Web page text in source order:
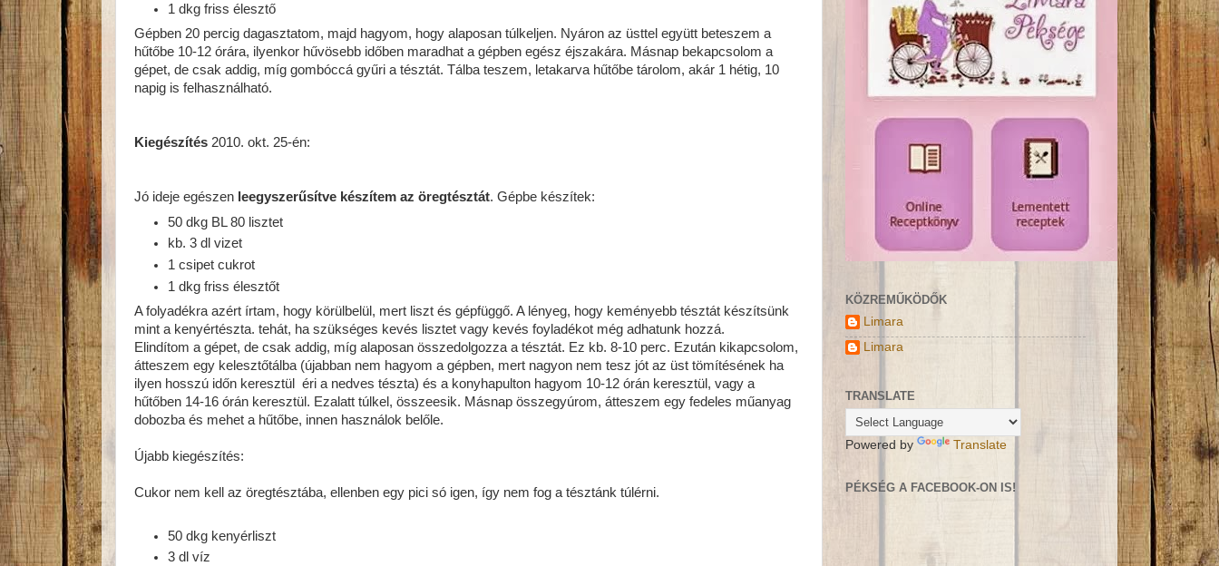
1 dkg friss élesztő
Gépben 20 percig dagasztatom, majd hagyom, hogy alaposan túlkeljen. Nyáron az üsttel együtt beteszem a
hűtőbe 10-12 órára, ilyenkor hűvösebb időben maradhat a gépben egész éjszakára. Másnap bekapcsolom a
gépet, de csak addig, míg gombóccá gyűri a tésztát. Tálba teszem, letakarva hűtőbe tárolom, akár 1 hétig, 10
napig is felhasználható.
Kiegészítés 2010. okt. 25-én:
Jó ideje egészen leegyszerűsítve készítem az öregtésztát. Gépbe készítek:
50 dkg BL 80 lisztet
kb. 3 dl vizet
1 csipet cukrot
1 dkg friss élesztőt
A folyadékra azért írtam, hogy körülbelül, mert liszt és gépfüggő. A lényeg, hogy keményebb tésztát készítsünk
mint a kenyértészta. tehát, ha szükséges kevés lisztet vagy kevés foyladékot még adhatunk hozzá.
Elindítom a gépet, de csak addig, míg alaposan összedolgozza a tésztát. Ez kb. 8-10 perc. Ezután kikapcsolom,
átteszem egy kelesztőtálba (újabban nem hagyom a gépben, mert nagyon nem tesz jót az üst tömítésének ha
ilyen hosszú időn keresztül éri a nedves tészta) és a konyhapulton hagyom 10-12 órán keresztül, vagy a
hűtőben 14-16 órán keresztül. Ezalatt túlkel, összeesik. Másnap összegyúrom, átteszem egy fedeles műanyag
dobozba és mehet a hűtőbe, innen használok belőle.
Újabb kiegészítés:
Cukor nem kell az öregtésztába, ellenben egy pici só igen, így nem fog a tésztánk túlérni.
50 dkg kenyérliszt
3 dl víz
KÖZREMŰKÖDŐK
Limara
Limara
TRANSLATE
Powered by Translate
PÉKSÉG A FACEBOOK-ON IS!